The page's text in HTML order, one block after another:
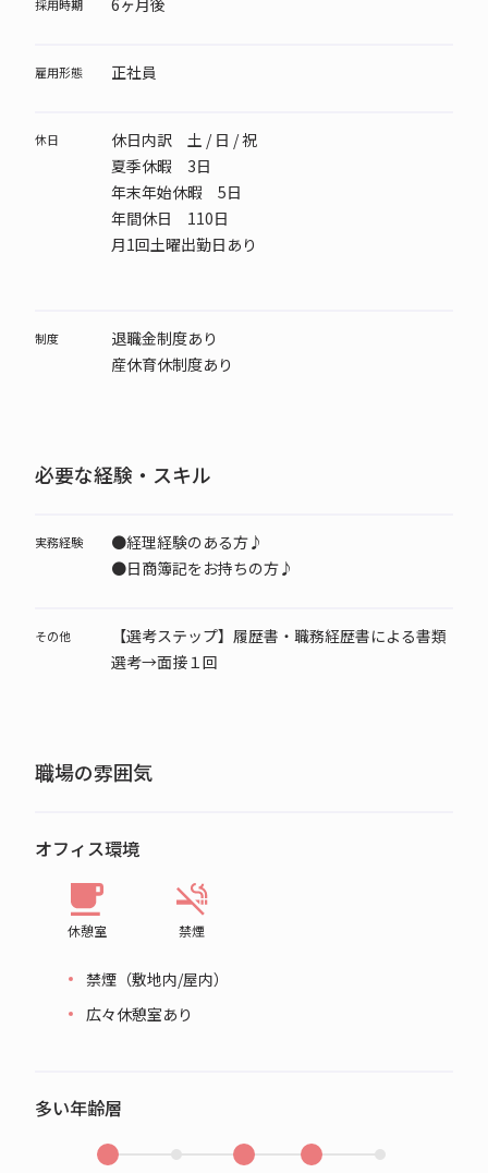
採用時期 6ヶ月後
雇用形態 正社員
休日
休日内訳 土 / 日 / 祝
夏季休暇 3日
年末年始休暇 5日
年間休日 110日
月1回土曜出勤日あり
制度
退職金制度あり
産休育休制度あり
必要な経験・スキル
実務経験
●経理経験のある方♪
●日商簿記をお持ちの方♪
その他
【選考ステップ】履歴書・職務経歴書による書類
選考→面接１回
職場の雰囲気
オフィス環境
休憩室 禁煙
禁煙（敷地内/屋内）
広々休憩室あり
多い年齢層